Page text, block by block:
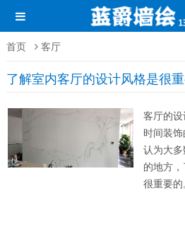
首页 客厅
了解室内客厅的设计风格是很
客厅的
时间装
认为大
的地方
很重要